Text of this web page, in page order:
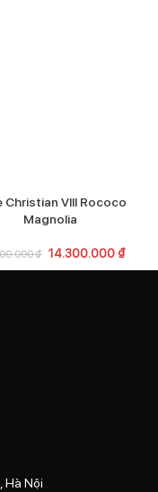
Christian VIII Rococo
Magnolia
₫ 14.300.000 ₫
Hà Nội